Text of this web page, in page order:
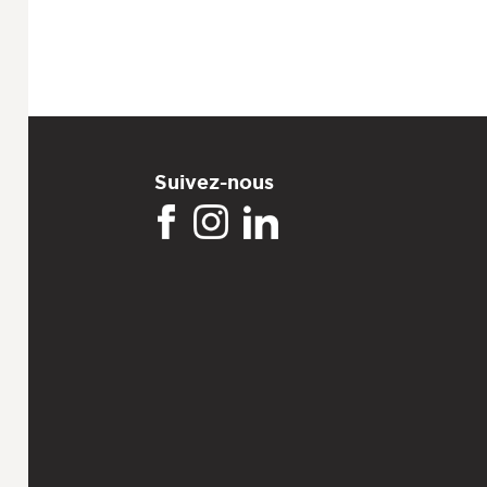
Suivez-nous